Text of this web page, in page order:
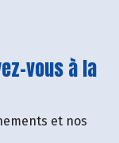
vous à la
et nos